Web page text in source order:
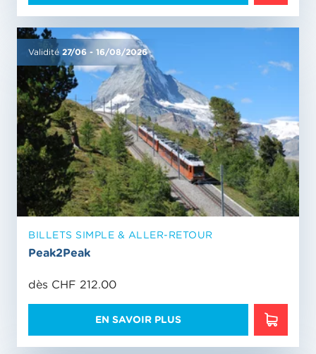
Validité 27/06 - 16/08/2026
BILLETS SIMPLE & ALLER-RETOUR
Peak2Peak
dès CHF 212.00
EN SAVOIR PLUS EN